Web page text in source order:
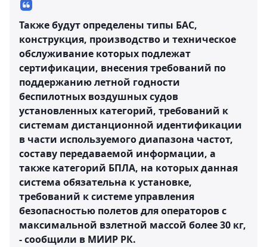
Также будут определены типы БАС,
конструкция, производство и техническое
обслуживание которых подлежат
сертификации, внесения требований по
поддержанию летной годности
беспилотных воздушных судов
установленных категорий, требований к
системам дистанционной идентификации
в части используемого диапазона частот,
составу передаваемой информации, а
также категорий БПЛА, на которых данная
система обязательна к установке,
требований к системе управления
безопасностью полетов для операторов с
максимальной взлетной массой более 30 кг,
- сообщили в МИИР РК.